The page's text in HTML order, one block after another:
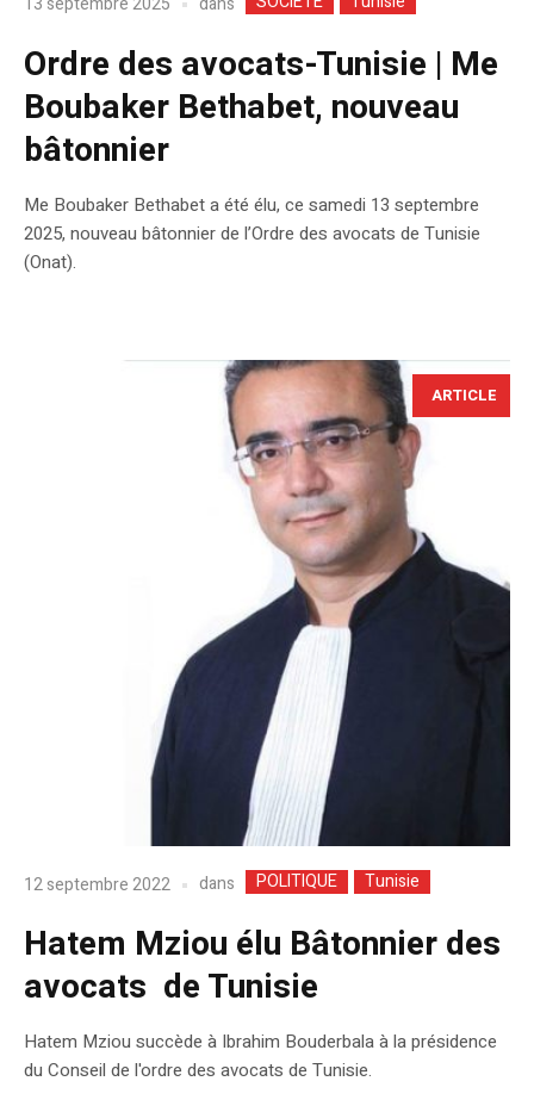
Ordre des avocats-Tunisie | Me
Boubaker Bethabet, nouveau
bâtonnier
Me Boubaker Bethabet a été élu, ce samedi 13 septembre
2025, nouveau bâtonnier de l’Ordre des avocats de Tunisie
(Onat).
ARTICLE
12 septembre 2022 dans POLITIQUE Tunisie
Hatem Mziou élu Bâtonnier des
avocats de Tunisie
Hatem Mziou succède à Ibrahim Bouderbala à la présidence
du Conseil de l'ordre des avocats de Tunisie.